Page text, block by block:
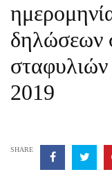
δηλώσεων
2019
SHARE